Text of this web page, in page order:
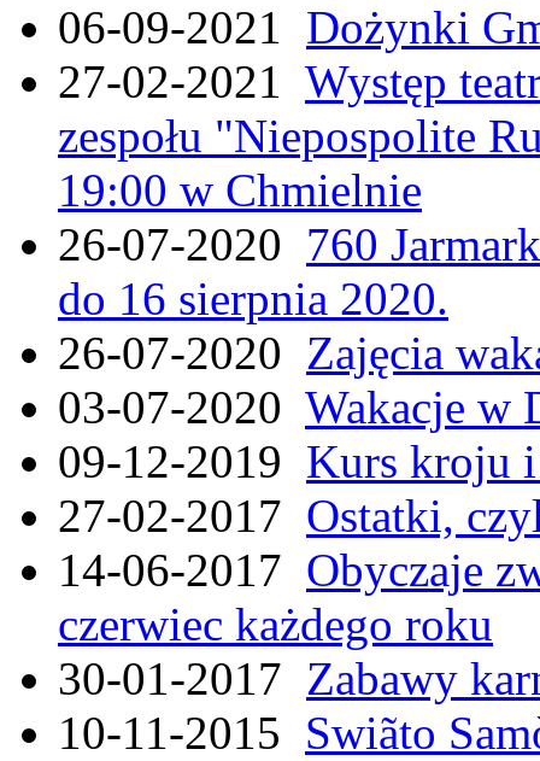
06-09-2021 Dożynki
27-02-2021 Występ
zespołu "Niepospolite
19:00 w Chmielnie
26-07-2020 760
do 16 sierpnia 2020.
26-07-2020 Zajęcia
03-07-2020 Wakacje w
09-12-2019 Kurs kroju i
27-02-2017 Ostatki,
14-06-2017 Obyczaje
czerwiec każdego roku
30-01-2017 Zabawy
10-11-2015 Swiãto